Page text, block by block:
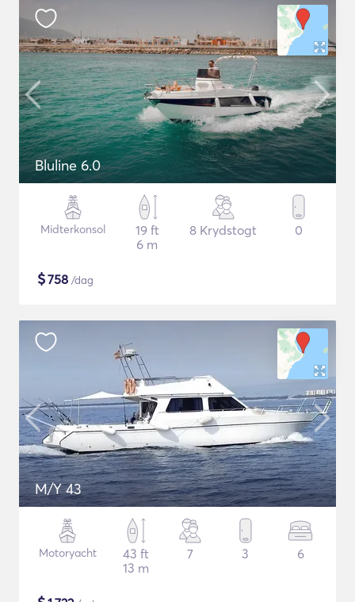
Bluline 6.0
Midterkonsol
19 ft
6 m
8 Krydstogt 0
$758 /dag
M/Y 43
Motoryacht
43 ft
13 m
7 3 6